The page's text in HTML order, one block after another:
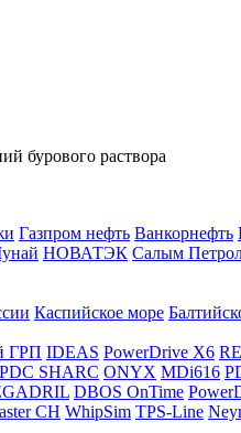
бурового раствора
Газпром нефть Ванкорнефть
НОВАТЭК Салым
Каспийское море
ГРП IDEAS PowerDrive X6
PDC SHARC ONYX MDi616
DBOS OnTime
CH WhipSim TPS-Line